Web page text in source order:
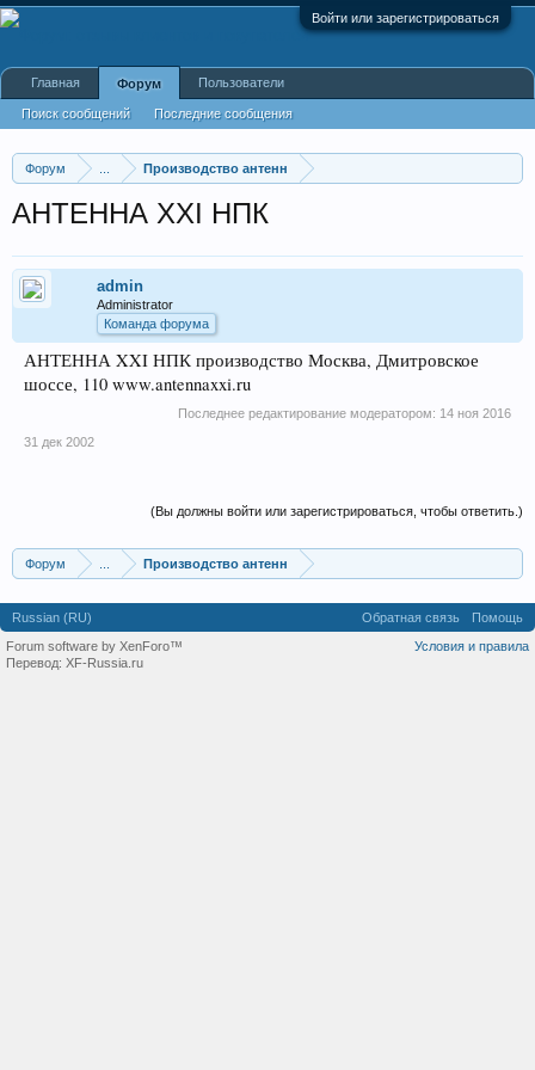
Войти или зарегистрироваться
Форум Производство антенн
АНТЕННА XXI НПК
admin
Administrator
Команда форума
АНТЕННА XXI НПК производство Москва, Дмитровское
шоссе, 110 www.antennaxxi.ru
Последнее редактирование модератором: 14 ноя 2016
31 дек 2002
(Вы должны войти или зарегистрироваться, чтобы ответить.)
Форум Производство антенн
Главная Форум
Поиск сообщений Последние сообщения
Пользователи
Russian (RU) Обратная связь
Помощь
Условия и правила
Forum software by XenForo™
Перевод: XF-Russia.ru